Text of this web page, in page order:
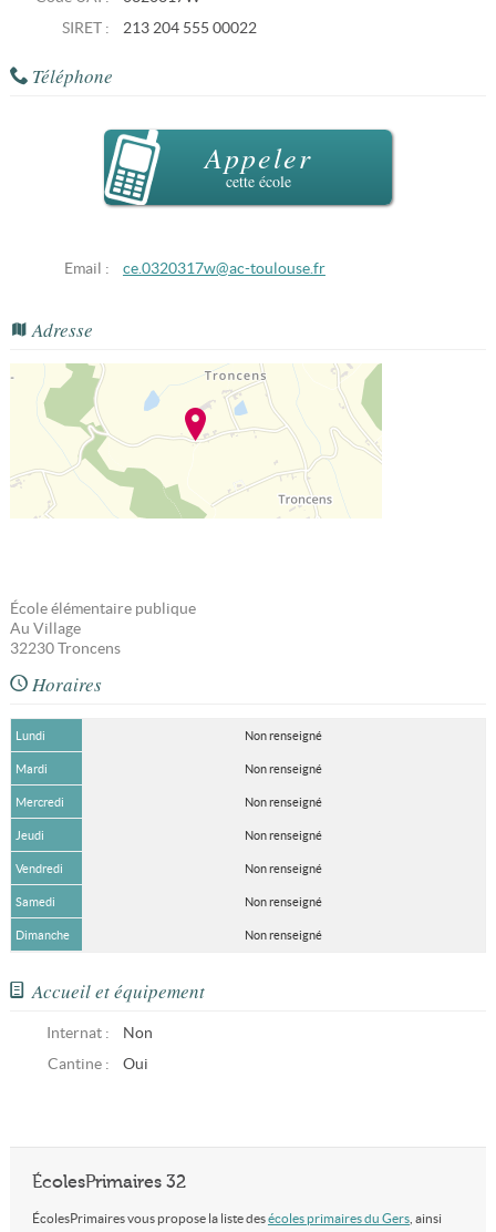
SIRET :
213 204 555 00022
Téléphone
Appeler
cette école
Email : ce.0320317w@ac-toulouse.fr
Adresse
École élémentaire publique
Au Village
32230 Troncens
Horaires
Lundi Non renseigné
Mardi Non renseigné
Mercredi Non renseigné
Jeudi Non renseigné
Vendredi Non renseigné
Samedi Non renseigné
Dimanche Non renseigné
Accueil et équipement
Internat :
Non
Cantine :
Oui
ÉcolesPrimaires 32
ÉcolesPrimaires vous propose la liste desécoles primaires du Gers, ainsi